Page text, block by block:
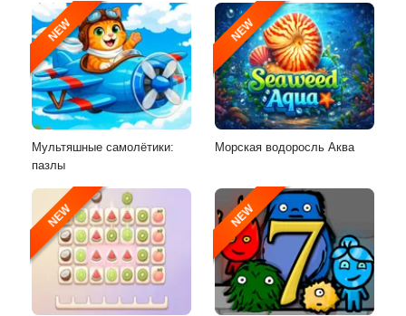
NEW
Мультяшные самолётики:
пазлы
NEW
Морская водоросль Аква
NEW NEW